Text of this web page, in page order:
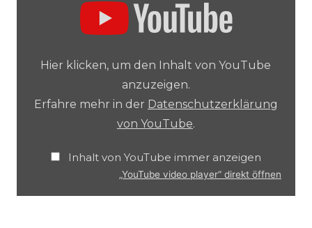
Hier klicken, um den Inhalt von YouTube
anzuzeigen.
Erfahre mehr in der Datenschutzerklärung
von YouTube.
Inhalt von YouTube immer anzeigen
„YouTube video player“ direkt öffnen